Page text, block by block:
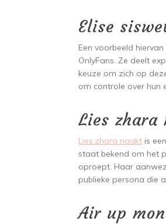
Elise
Een voorbeeld hiervan
OnlyFans. Ze deelt
keuze om zich op
om controle over hun
Lies zhara
Lies.zhara naakt is
staat bekend om het
oproept. Haar
publieke persona die
Air up